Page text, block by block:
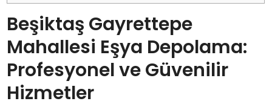
Beşiktaş Gayrettepe
Mahallesi Eşya Depolama:
Profesyonel ve Güvenilir
Hizmetler